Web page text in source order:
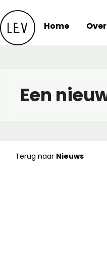
to
content
Home Over
Een
Terug naar Nieuws